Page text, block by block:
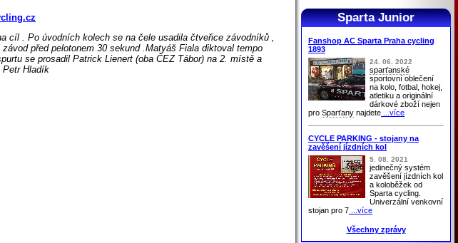
cíl . Po úvodních kolech se na čele usadila čtveřice závodníků ,
před pelotonem 30 sekund .Matyáš Fiala diktoval tempo
se prosadil Patrick Lienert (oba ČEZ Tábor) na 2. místě a
Petr Hladík
Sparta Junior
Fanshop AC Sparta Praha cycling
1893
24. 06. 2022
sparťanské
sportovní oblečení
na kolo, fotbal, hokej,
atletiku a originální
dárkové zboží nejen
pro Sparťany najdete ...více
CYCLE PARKING - stojany na
zavěšení jízdních kol
5. 08. 2021
jedinečný systém
zavěšení jízdních kol
a koloběžek od
Sparta cycling.
Univerzální venkovní
stojan pro 7 ...více
Všechny zprávy